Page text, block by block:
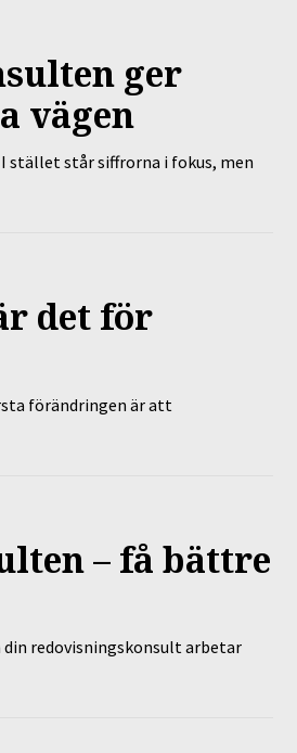
ger
vägen
stället står siffrorna i fokus, men
det för
förändringen är att
– få bättre
redovisningskonsult arbetar